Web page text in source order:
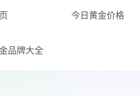
今日黄金价格
品牌大全